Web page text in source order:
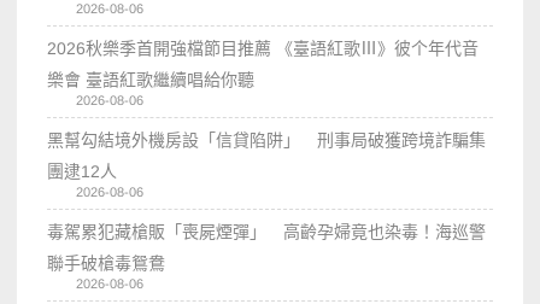
2026-08-06
2026秋樂季首開強檔節目推薦 《臺語紅歌Ⅲ》彼个年代音
樂會 臺語紅歌繼續唱給你聽
2026-08-06
黑幫勾結境外機房設「信貸陷阱」 刑事局破獲跨境詐騙集
團逮12人
2026-08-06
毒駕累犯藏槍販「喪屍煙彈」 高齡孕婦竟也染毒！海巡警
聯手破槍毒鴛鴦
2026-08-06